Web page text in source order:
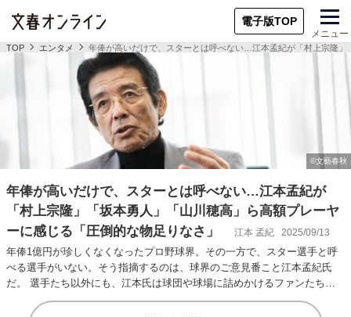
電子版TOP
メニュー
TOP エンタメ 年俸が高いだけで、スターとは呼べない…江本孟紀が「村上宗隆
年俸が高いだけで、スターとは呼べない…江本孟紀が
「村上宗隆」「坂本勇人」「山川穂高」ら高額プレーヤ
ーに感じる「圧倒的な物足りなさ」
江本 孟紀 2025/09/13
年俸1億円が珍しくなくなったプロ野球界。その一方で、スター選手と呼
べる選手がいない。そう指摘するのは、球界のご意見番こと江本孟紀氏
だ。 選手たち以外にも、江本氏は球団や球場に詰めかけるファンたちに
どこか「緩さ」が見…